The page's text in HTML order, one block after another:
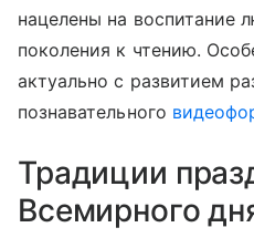
нацелены на воспитание
поколения к чтению.
актуально с развитием
познавательного
Традиции
Всемирного